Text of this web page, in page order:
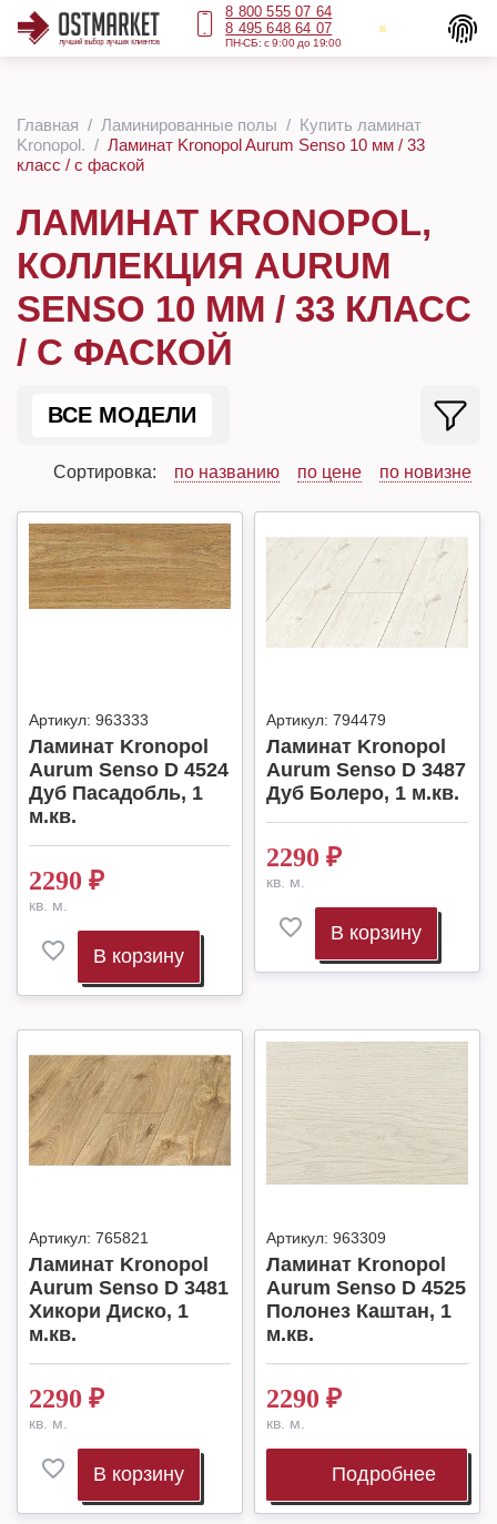
8 800 555 07 64
8 495 648 64 07
ПН-СБ: с 9:00 до 19:00
Главная Ламинированные полы
Купить ламинат
Kronopol.
Ламинат Kronopol Aurum Senso 10 мм / 33
класс / с фаской
ЛАМИНАТ KRONOPOL,
КОЛЛЕКЦИЯ AURUM
SENSO 10 ММ / 33 КЛАСС
/ С ФАСКОЙ
ВСЕ МОДЕЛИ
Сортировка: по названию по цене по новизне
Артикул: 963333
Ламинат Kronopol
Aurum Senso D 4524
Дуб Пасадобль, 1
м.кв.
2290 ₽
кв. м.
В корзину
Артикул: 794479
Ламинат Kronopol
Aurum Senso D 3487
Дуб Болеро, 1 м.кв.
2290 ₽
кв. м.
В корзину
Артикул: 765821
Ламинат Kronopol
Aurum Senso D 3481
Хикори Диско, 1
м.кв.
2290 ₽
кв. м.
В корзину
Артикул: 963309
Ламинат Kronopol
Aurum Senso D 4525
Полонез Каштан, 1
м.кв.
2290 ₽
кв. м.
Подробнее